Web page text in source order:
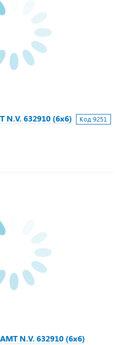
632910 (6х6) Код:9251
N.V. 632910 (6х6)